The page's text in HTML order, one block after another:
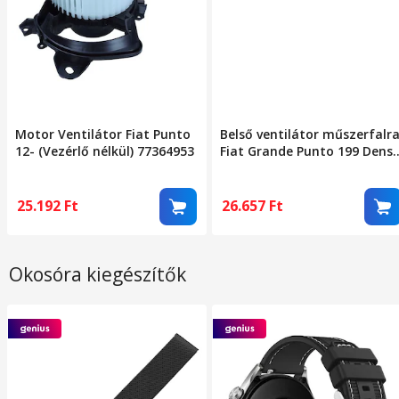
Motor Ventilátor Fiat Punto
12- (Vezérlő nélkül) 77364953
25.192 Ft
Belső ventilátor műszerfalra
Fiat Grande Punto 199
26.657 Ft
Okosóra kiegészítők